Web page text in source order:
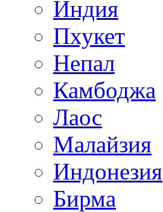
Индия
Пхукет
Непал
Камбоджа
Лаос
Малайзия
Индонезия
Бирма